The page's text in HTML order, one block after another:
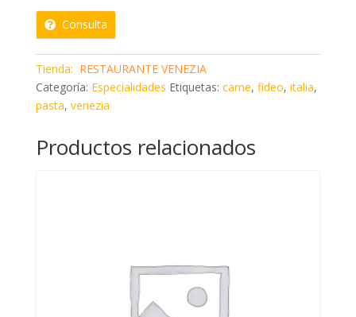
Consulta
Tienda: RESTAURANTE VENEZIA
Categoría: Especialidades Etiquetas: carne, fideo, italia,
pasta, venezia
Productos relacionados